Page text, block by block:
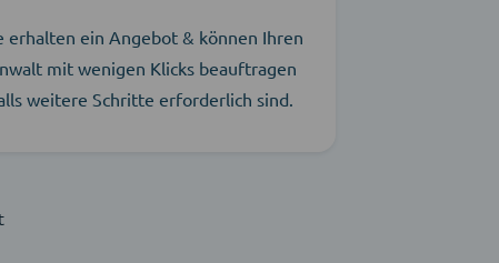
erhalten ein Angebot & können Ihren
mit wenigen Klicks beauftragen
weitere Schritte erforderlich sind.